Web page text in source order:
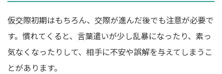
仮交際初期はもちろん、交際が進んだ後でも注意が必要で
す。慣れてくると、言葉遣いが少し乱暴になったり、素っ
気なくなったりして、相手に不安や誤解を与えてしまうこ
とがあります。